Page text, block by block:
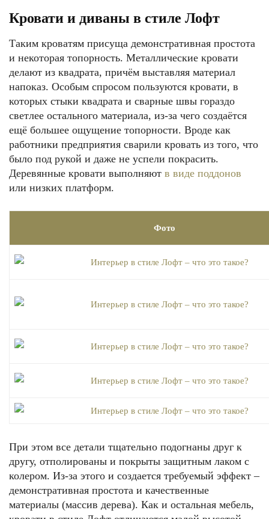
Кровати и диваны в стиле Лофт
Таким кроватям присуща демонстративная простота
и некоторая топорность. Металлические кровати
делают из квадрата, причём выставляя материал
напоказ. Особым спросом пользуются кровати, в
которых стыки квадрата и сварные швы гораздо
светлее остального материала, из-за чего создаётся
ещё большее ощущение топорности. Вроде как
работники предприятия сварили кровать из того, что
было под рукой и даже не успели покрасить.
Деревянные кровати выполняют в виде поддонов
или низких платформ.
Фото
При этом все детали тщательно подогнаны друг к
другу, отполированы и покрыты защитным лаком с
колером. Из-за этого и создается требуемый эффект –
демонстративная простота и качественные
материалы (массив дерева). Как и остальная мебель,